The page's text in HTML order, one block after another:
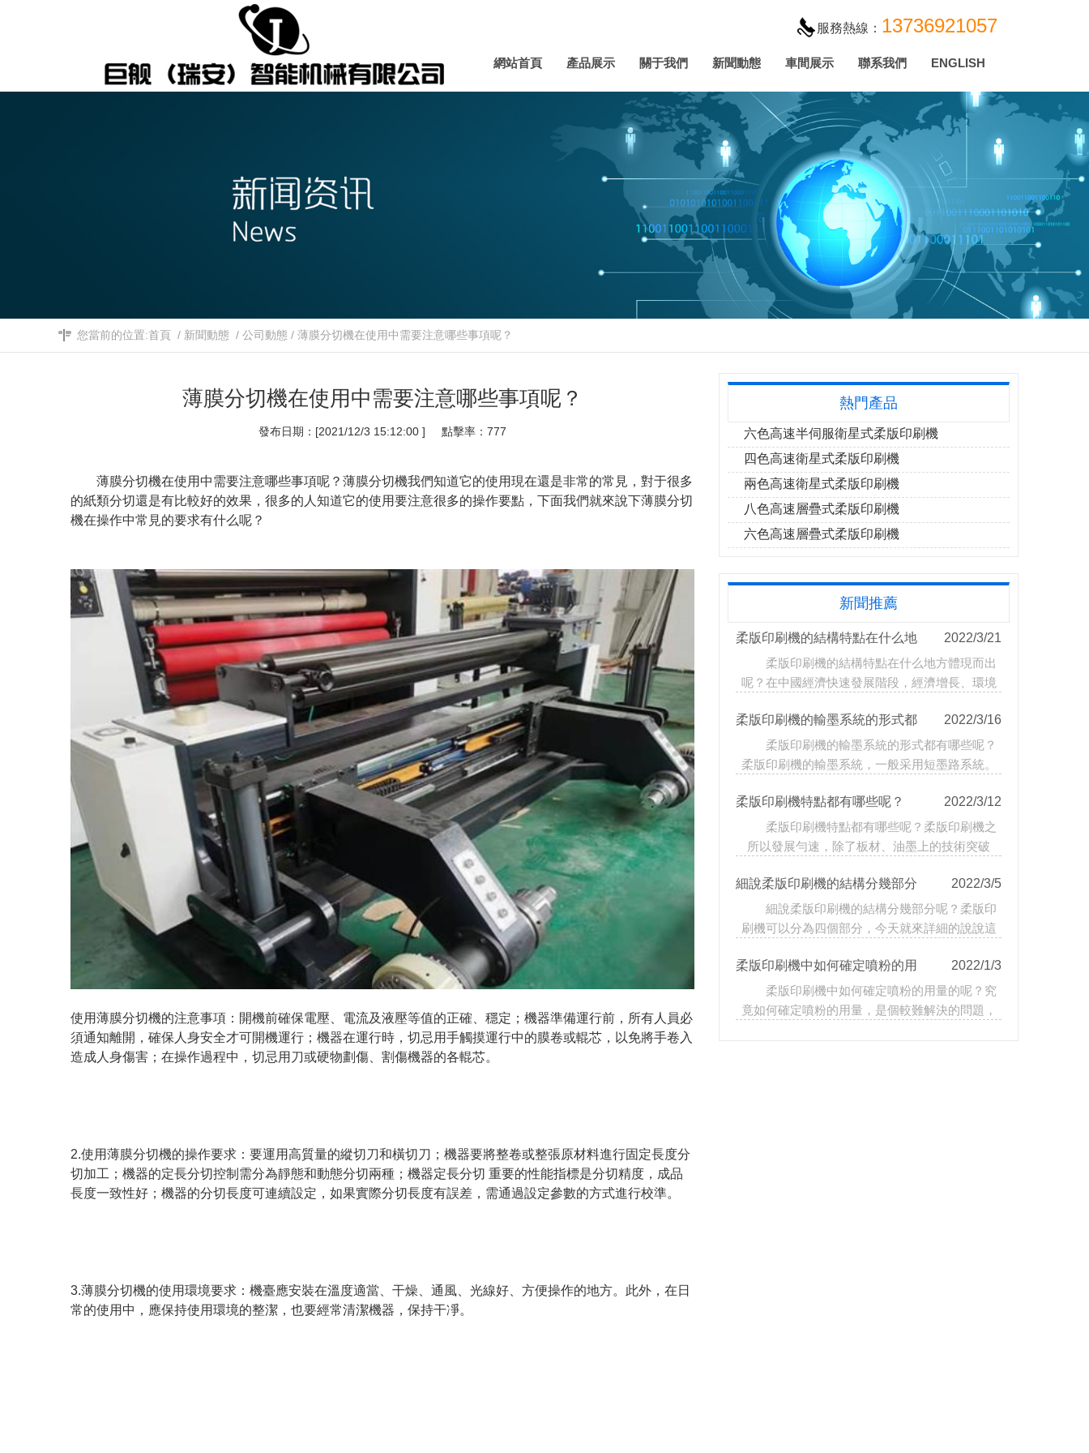
服務熱線： 13736921057
網站首頁 產品展示 關于我們 新聞動態 車間展示 聯系我們 ENGLISH
您當前的位置:首頁 / 新聞動態 / 公司動態 / 薄膜分切機在使用中需要注意哪些事項呢？
薄膜分切機在使用中需要注意哪些事項呢？
發布日期：[2021/12/3 15:12:00 ] 點擊率： 777
薄膜分切機在使用中需要注意哪些事項呢？薄膜分切機我們知道它的使用現在還是非常的常見，對于很多
的紙類分切還是有比較好的效果，很多的人知道它的使用要注意很多的操作要點，下面我們就來說下薄膜分切
機在操作中常見的要求有什么呢？
使用薄膜分切機的注意事項：開機前確保電壓、電流及液壓等值的正確、穩定；機器準備運行前，所有人員必
須通知離開，確保人身安全才可開機運行；機器在運行時，切忌用手觸摸運行中的膜卷或輥芯，以免將手卷入
造成人身傷害；在操作過程中，切忌用刀或硬物劃傷、割傷機器的各輥芯。
2.使用薄膜分切機的操作要求：要運用高質量的縱切刀和橫切刀；機器要將整卷或整張原材料進行固定長度分
切加工；機器的定長分切控制需分為靜態和動態分切兩種；機器定長分切 重要的性能指標是分切精度，成品
長度一致性好；機器的分切長度可連續設定，如果實際分切長度有誤差，需通過設定參數的方式進行校準。
3.薄膜分切機的使用環境要求：機臺應安裝在溫度適當、干燥、通風、光線好、方便操作的地方。此外，在日
常的使用中，應保持使用環境的整潔，也要經常清潔機器，保持干凈。
熱門產品
六色高速半伺服衛星式柔版印刷機
四色高速衛星式柔版印刷機
兩色高速衛星式柔版印刷機
八色高速層疊式柔版印刷機
六色高速層疊式柔版印刷機
新聞推薦
柔版印刷機的結構特點在什么地
方體現而出呢？
2022/3/21
柔版印刷機的結構特點在什么地方體現而出
呢？在中國經濟快速發展階段，經濟增長、環境
柔版印刷機的輸墨系統的形式都
有哪些呢？
2022/3/16
柔版印刷機的輸墨系統的形式都有哪些呢？
柔版印刷機的輸墨系統，一般采用短墨路系統。
柔版印刷機特點都有哪些呢？
2022/3/12
柔版印刷機特點都有哪些呢？柔版印刷機之
所以發展勻速，除了板材、油墨上的技術突破
細說柔版印刷機的結構分幾部分
2022/3/5
細說柔版印刷機的結構分幾部分呢？柔版印
刷機可以分為四個部分，今天就來詳細的說說這
柔版印刷機中如何確定噴粉的用
量的呢？
2022/1/3
柔版印刷機中如何確定噴粉的用量的呢？究
竟如何確定噴粉的用量，是個較難解決的問題，